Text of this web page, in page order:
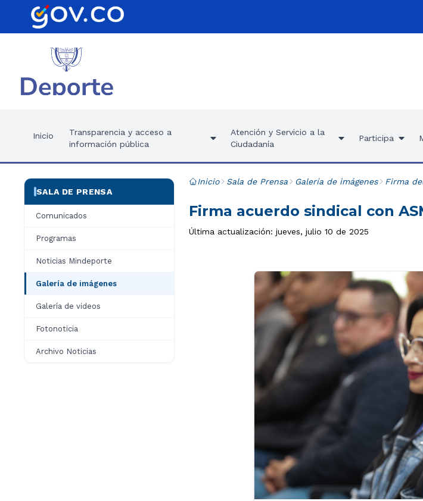
Inicio
Transparencia y acceso a
información pública
Atención y Servicio a la
Ciudadanía
Participa
SALA DE PRENSA
Comunicados
Programas
Noticias Mindeporte
Galería de imágenes
Galería de videos
Fotonoticia
Archivo Noticias
Inicio Sala de Prensa Galería de imágenes Firma
Firma acuerdo sindical con
Última actualización: jueves, julio 10 de 2025